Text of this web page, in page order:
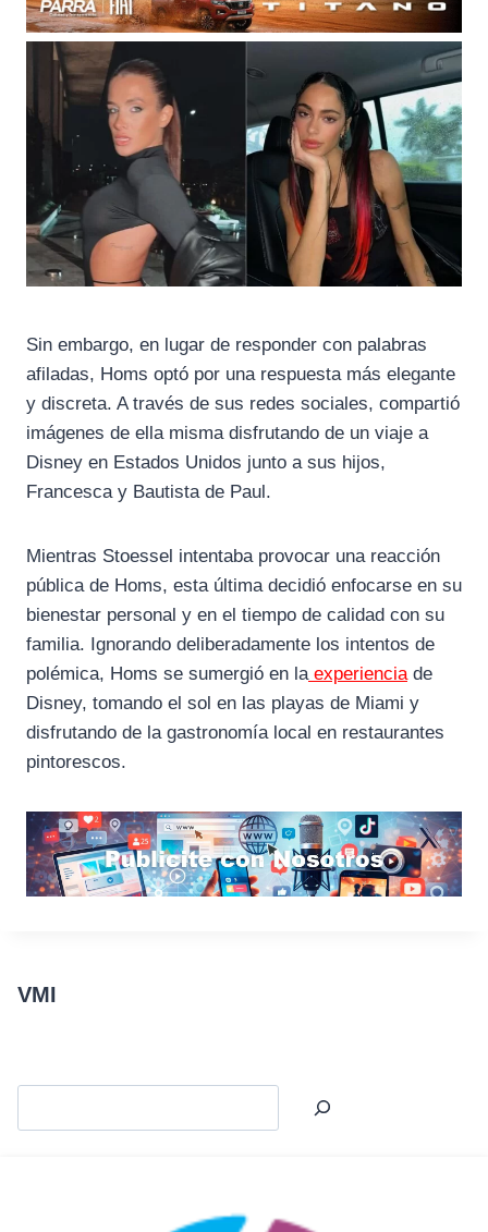
Sin embargo, en lugar de responder con palabras
afiladas, Homs optó por una respuesta más elegante
y discreta. A través de sus redes sociales, compartió
imágenes de ella misma disfrutando de un viaje a
Disney en Estados Unidos junto a sus hijos,
Francesca y Bautista de Paul.
Mientras Stoessel intentaba provocar una reacción
pública de Homs, esta última decidió enfocarse en su
bienestar personal y en el tiempo de calidad con su
familia. Ignorando deliberadamente los intentos de
polémica, Homs se sumergió en laexperienciade
Disney, tomando el sol en las playas de Miami y
disfrutando de la gastronomía local en restaurantes
pintorescos.
VMI